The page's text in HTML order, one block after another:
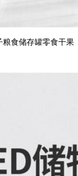
粮食储存罐零食干果